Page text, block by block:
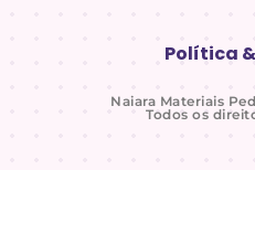
Política
Naiara Materiais
Todos os